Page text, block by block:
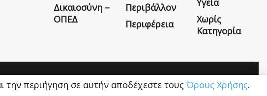
Δικαιοσύνη –
ΟΠΕΔ
Περιβάλλον
Περιφέρεια
Υγεία
Χωρίς
Κατηγορία
Η εταιρεία Όροι Χρήσης Επικοινωνία
την περιήγηση σε αυτήν αποδέχεστε τους Όρους Χρήσης.